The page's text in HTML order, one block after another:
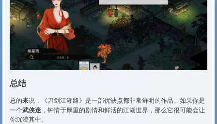
总结
总的来说，《刀剑江湖路》是一部优缺点都非常鲜明的作品。如果你是
一个武侠迷 ，钟情于厚重的剧情和鲜活的江湖世界，那么它很可能会让
你沉浸其中。